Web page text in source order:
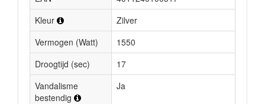
Kleur
Zilver
Vermogen (Watt)
1550
Droogtijd (sec)
17
Vandalisme
bestendig
Ja